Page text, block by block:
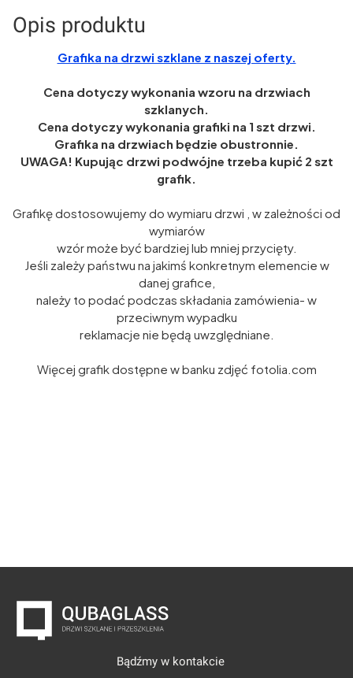
Opis produktu
Grafika na drzwi szklane z naszej oferty.
Cena dotyczy wykonania wzoru na drzwiach
szklanych.
Cena dotyczy wykonania grafiki na 1 szt drzwi.
Grafika na drzwiach będzie obustronnie.
UWAGA! Kupując drzwi podwójne trzeba kupić 2 szt
grafik.
Grafikę dostosowujemy do wymiaru drzwi , w zależności od
wymiarów
wzór może być bardziej lub mniej przycięty.
Jeśli zależy państwu na jakimś konkretnym elemencie w
danej grafice,
należy to podać podczas składania zamówienia- w
przeciwnym wypadku
reklamacje nie będą uwzględniane.
Więcej grafik dostępne w banku zdjęć fotolia.com
Bądźmy w kontakcie